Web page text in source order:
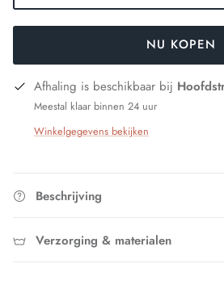
NU KOPEN
Afhaling is beschikbaar bij
Meestal klaar binnen 24 uur
Winkelgegevens bekijken
Beschrijving
Verzorging & materialen